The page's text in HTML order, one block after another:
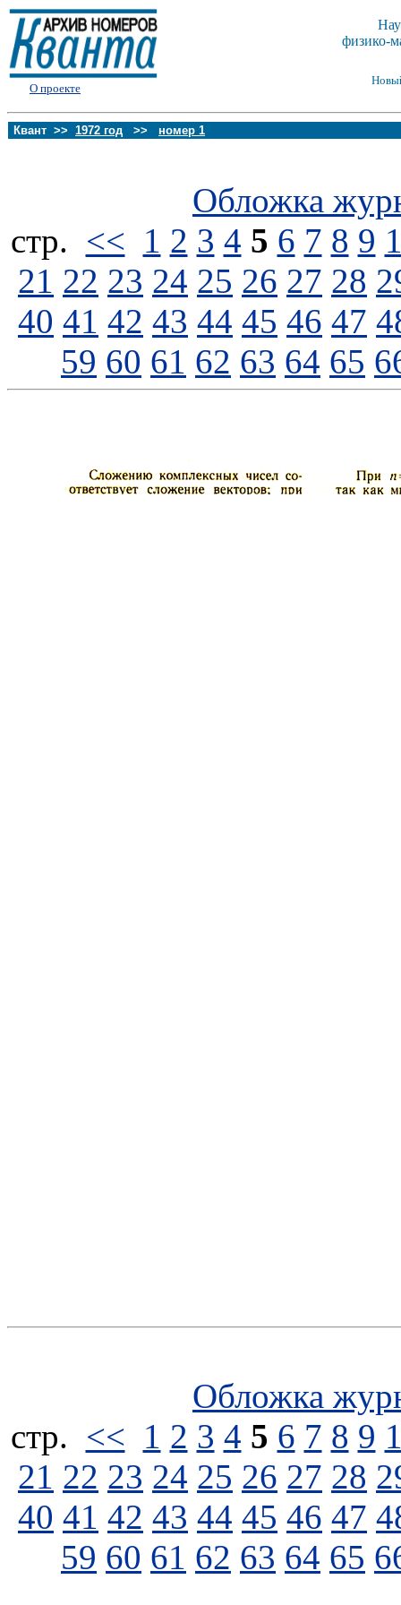
О проекте
физико-
Квант >> 1972 год >> номер 1
Обложка
стp. << 1 2 3 4 5 6 7 8 9
21 22 23 24 25 26 27 28
40 41 42 43 44 45 46 47
59 60 61 62 63 64 65
Обложка
стp. << 1 2 3 4 5 6 7 8 9
21 22 23 24 25 26 27 28
40 41 42 43 44 45 46 47
59 60 61 62 63 64 65